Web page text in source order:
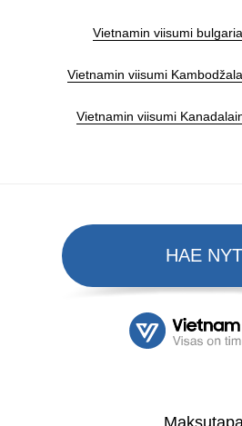
Vietnamin viisumi
Vietnamin viisumi
Vietnamin viisumi
HAE NYT